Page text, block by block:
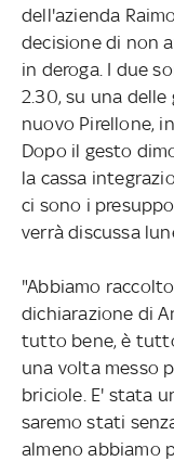
dell'azienda
decisione di non
in deroga. I due
2.30, su una
nuovo Pirellone,
Dopo il gesto
la cassa
ci sono i
verrà discussa
"Abbiamo
dichiarazione di
tutto bene, è
una volta messo
briciole. E' stata
saremo stati
almeno abbiamo